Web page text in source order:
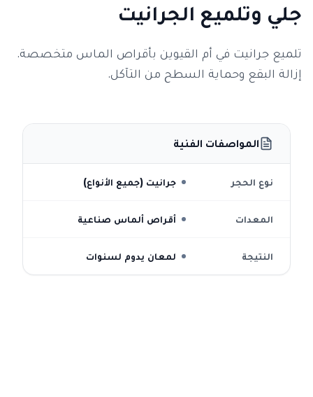
جلي وتلميع الجرانيت
تلميع جرانيت في أم القيوين بأقراص الماس متخصصة.
إزالة البقع وحماية السطح من التآكل.
المواصفات الفنية
نوع الحجر جرانيت (جميع الأنواع)
المعدات أقراص ألماس صناعية
النتيجة لمعان يدوم لسنوات